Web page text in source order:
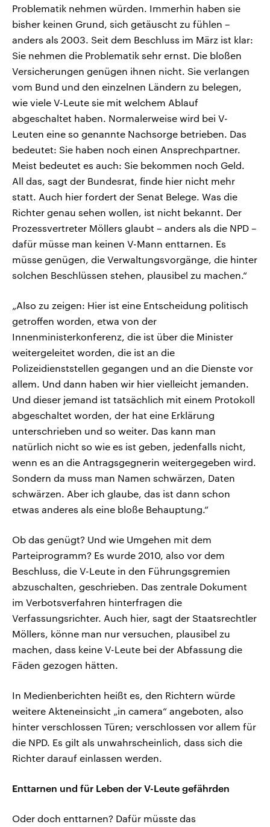
Problematik nehmen würden. Immerhin haben sie
bisher keinen Grund, sich getäuscht zu fühlen –
anders als 2003. Seit dem Beschluss im März ist klar:
Sie nehmen die Problematik sehr ernst. Die bloßen
Versicherungen genügen ihnen nicht. Sie verlangen
vom Bund und den einzelnen Ländern zu belegen,
wie viele V-Leute sie mit welchem Ablauf
abgeschaltet haben. Normalerweise wird bei V-
Leuten eine so genannte Nachsorge betrieben. Das
bedeutet: Sie haben noch einen Ansprechpartner.
Meist bedeutet es auch: Sie bekommen noch Geld.
All das, sagt der Bundesrat, finde hier nicht mehr
statt. Auch hier fordert der Senat Belege. Was die
Richter genau sehen wollen, ist nicht bekannt. Der
Prozessvertreter Möllers glaubt – anders als die NPD –
dafür müsse man keinen V-Mann enttarnen. Es
müsse genügen, die Verwaltungsvorgänge, die hinter
solchen Beschlüssen stehen, plausibel zu machen.“
„Also zu zeigen: Hier ist eine Entscheidung politisch
getroffen worden, etwa von der
Innenministerkonferenz, die ist über die Minister
weitergeleitet worden, die ist an die
Polizeidienststellen gegangen und an die Dienste vor
allem. Und dann haben wir hier vielleicht jemanden.
Und dieser jemand ist tatsächlich mit einem Protokoll
abgeschaltet worden, der hat eine Erklärung
unterschrieben und so weiter. Das kann man
natürlich nicht so wie es ist geben, jedenfalls nicht,
wenn es an die Antragsgegnerin weitergegeben wird.
Sondern da muss man Namen schwärzen, Daten
schwärzen. Aber ich glaube, das ist dann schon
etwas anderes als eine bloße Behauptung.“
Ob das genügt? Und wie Umgehen mit dem
Parteiprogramm? Es wurde 2010, also vor dem
Beschluss, die V-Leute in den Führungsgremien
abzuschalten, geschrieben. Das zentrale Dokument
im Verbotsverfahren hinterfragen die
Verfassungsrichter. Auch hier, sagt der Staatsrechtler
Möllers, könne man nur versuchen, plausibel zu
machen, dass keine V-Leute bei der Abfassung die
Fäden gezogen hätten.
In Medienberichten heißt es, den Richtern würde
weitere Akteneinsicht „in camera“ angeboten, also
hinter verschlossen Türen; verschlossen vor allem für
die NPD. Es gilt als unwahrscheinlich, dass sich die
Richter darauf einlassen werden.
Enttarnen und für Leben der V-Leute gefährden
Oder doch enttarnen? Dafür müsste das